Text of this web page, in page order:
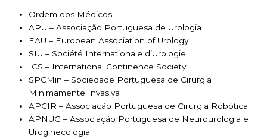
Ordem dos Médicos
APU – Associação Portuguesa de Urologia
EAU – European Association of Urology
SIU – Société Internationale d’Urologie
ICS – International Continence Society
SPCMin – Sociedade Portuguesa de Cirurgia
Minimamente Invasiva
APCIR – Associação Portuguesa de Cirurgia Robótica
APNUG – Associação Portuguesa de Neurourologia e
Uroginecologia